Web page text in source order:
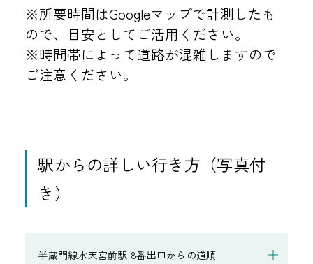
※所要時間はGoogleマップで計測したも
ので、目安としてご活用ください。
※時間帯によって道路が混雑しますので
ご注意ください。
駅からの詳しい行き方（写真付
き）
半蔵門線水天宮前駅 8番出口からの道順